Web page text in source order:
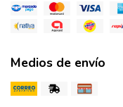
Medios de envío